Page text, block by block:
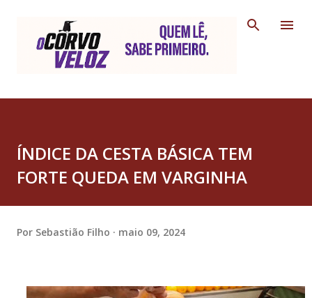
ÍNDICE DA CESTA BÁSICA TEM
FORTE QUEDA EM VARGINHA
Por Sebastião Filho maio 09, 2024